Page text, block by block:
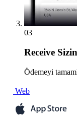
03
Receive
Ödemeyi
Web